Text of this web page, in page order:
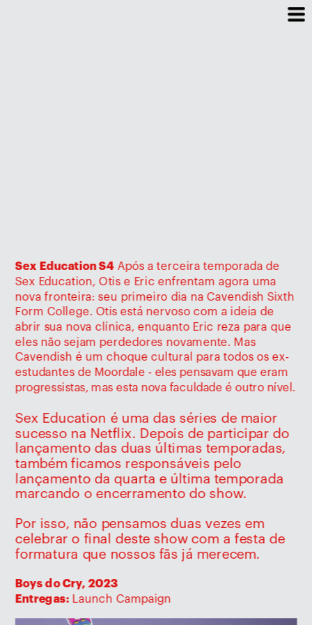
Sex Education S4 Após a terceira temporada de
Sex Education, Otis e Eric enfrentam agora uma
nova fronteira: seu primeiro dia na Cavendish Sixth
Form College. Otis está nervoso com a ideia de
abrir sua nova clínica, enquanto Eric reza para que
eles não sejam perdedores novamente. Mas
Cavendish é um choque cultural para todos os ex-
estudantes de Moordale - eles pensavam que eram
Sex Education é uma das séries de maior
sucesso na Netflix. Depois de participar do
lançamento das duas últimas temporadas,
também ficamos responsáveis pelo
lançamento da quarta e última temporada
marcando o encerramento do show.
Por isso, não pensamos duas vezes em
celebrar o final deste show com a festa de
formatura que nossos fãs já merecem.
Boys do Cry, 2023
Entregas: Launch Campaign